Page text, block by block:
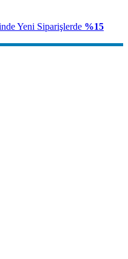
Yeni Siparişlerde %15